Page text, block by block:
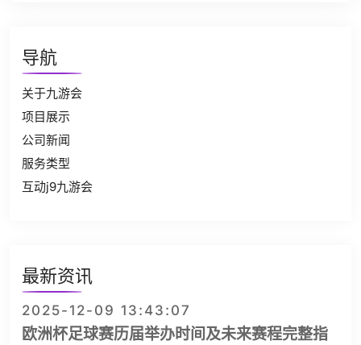
导航
关于九游会
项目展示
公司新闻
服务类型
互动j9九游会
最新资讯
2025-12-09 13:43:07
欧洲杯足球赛历届举办时间及未来赛程完整指